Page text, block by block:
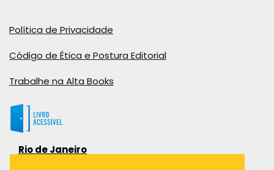
Política de Privacidade
Código de Ética e Postura Editorial
Trabalhe na Alta Books
Rio de Janeiro